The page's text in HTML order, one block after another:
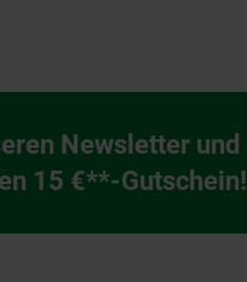
Newsletter und
15 €**-Gutschein!